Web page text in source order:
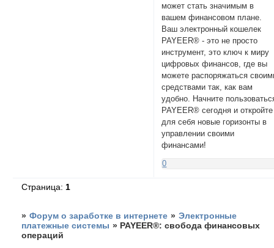
может стать значимым в
вашем финансовом плане.
Ваш электронный кошелек
PAYEER® - это не просто
инструмент, это ключ к миру
цифровых финансов, где вы
можете распоряжаться
средствами так, как вам
удобно. Начните
PAYEER® сегодня и откройте
для себя новые горизонты в
управлении своими
финансами!
0
Страница: 1
» Форум о заработке в интернете » Электронные
платежные системы » PAYEER®: свобода финансовых
операций